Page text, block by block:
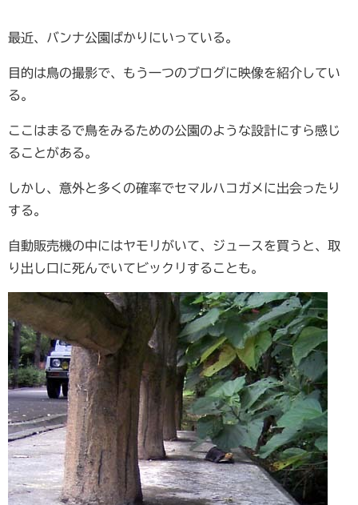
最近、バンナ公園ばかりにいっている。
目的は鳥の撮影で、もう一つのブログに映像を紹介してい
る。
ここはまるで鳥をみるための公園のような設計にすら感じ
ることがある。
しかし、意外と多くの確率でセマルハコガメに出会ったり
する。
自動販売機の中にはヤモリがいて、ジュースを買うと、取
り出し口に死んでいてビックリすることも。